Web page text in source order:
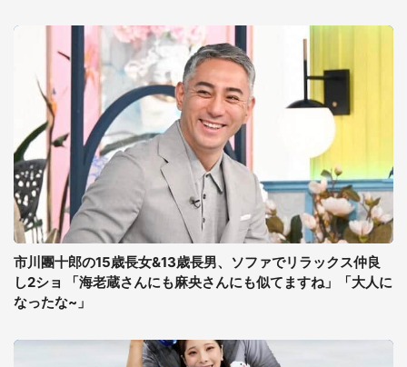
市川團十郎の15歳長女&13歳長男、ソファでリラックス仲良
し2ショ 「海老蔵さんにも麻央さんにも似てますね」「大人に
なったな~」